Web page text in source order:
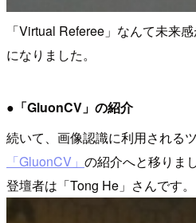
「Virtual Referee」なんて未来
になりました。
●「GluonCV」の紹介
続いて、画像認識に利用される
「GluonCV」 の紹介へと移りまし
登壇者は「Tong He」さんです。